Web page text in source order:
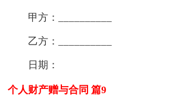
甲方：__________
乙方：__________
日期：
个人财产赠与合同 篇9